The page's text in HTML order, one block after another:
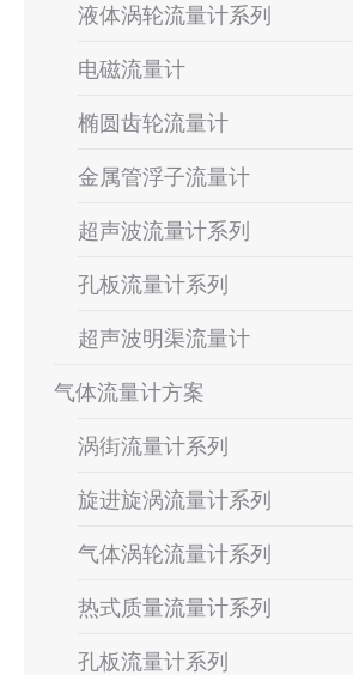
液体涡轮流量计系列
电磁流量计
椭圆齿轮流量计
金属管浮子流量计
超声波流量计系列
孔板流量计系列
超声波明渠流量计
气体流量计方案
涡街流量计系列
旋进旋涡流量计系列
气体涡轮流量计系列
热式质量流量计系列
孔板流量计系列